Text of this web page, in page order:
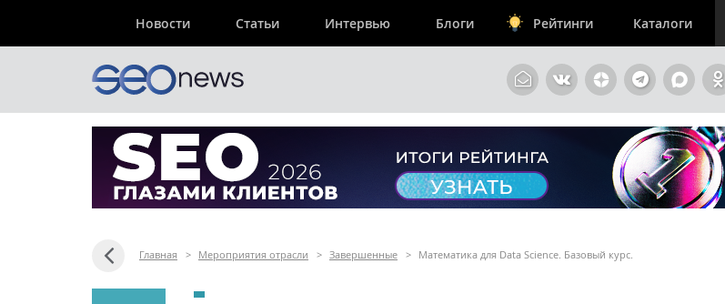
Новости Статьи Интервью Блоги Рейтинги Каталоги
Главная > Мероприятия отрасли > Завершенные > Математика для Data Science. Базовый курс.